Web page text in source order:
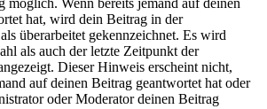
hat, wird dein Beitrag in der
überarbeitet gekennzeichnet. Es wird
als auch der letzte Zeitpunkt der
Dieser Hinweis erscheint nicht,
auf deinen Beitrag geantwortet hat oder
oder Moderator deinen Beitrag